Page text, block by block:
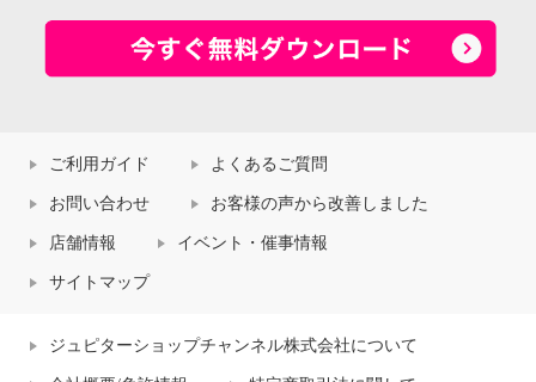
ご利用ガイド よくあるご質問
お問い合わせ お客様の声から改善しました
店舗情報 イベント・催事情報
サイトマップ
ジュピターショップチャンネル株式会社について